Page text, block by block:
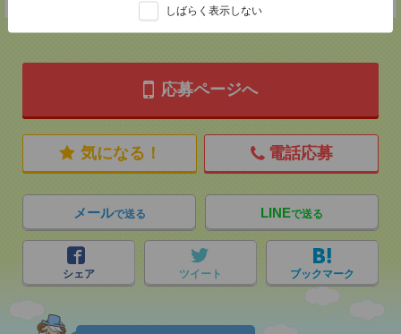
しばらく表示しない
応募ページへ
気になる！ 電話応募
メールで送る LINEで送る
シェア ツイート ブックマーク